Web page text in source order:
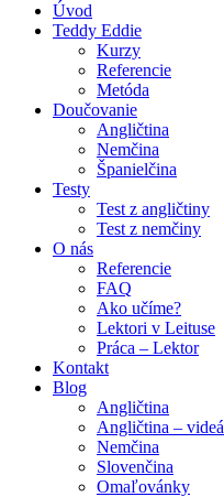
Úvod
Teddy Eddie
Kurzy
Referencie
Metóda
Doučovanie
Angličtina
Nemčina
Španielčina
Testy
Test z angličtiny
Test z nemčiny
O nás
Referencie
FAQ
Ako učíme?
Lektori v Leituse
Práca – Lektor
Kontakt
Blog
Angličtina
Angličtina – videá
Nemčina
Slovenčina
Omaľovánky